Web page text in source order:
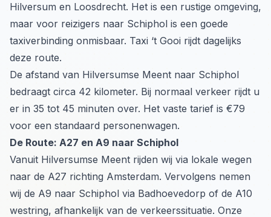
Hilversum en Loosdrecht. Het is een rustige omgeving,
maar voor reizigers naar Schiphol is een goede
taxiverbinding onmisbaar. Taxi ‘t Gooi rijdt dagelijks
deze route.
De afstand van Hilversumse Meent naar Schiphol
bedraagt circa 42 kilometer. Bij normaal verkeer rijdt u
er in 35 tot 45 minuten over. Het vaste tarief is €79
voor een standaard personenwagen.
De Route: A27 en A9 naar Schiphol
Vanuit Hilversumse Meent rijden wij via lokale wegen
naar de A27 richting Amsterdam. Vervolgens nemen
wij de A9 naar Schiphol via Badhoevedorp of de A10
westring, afhankelijk van de verkeerssituatie. Onze